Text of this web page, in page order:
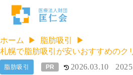
ホーム
脂肪吸引
札幌で脂肪吸引が安いおすすめのク
2026.03.10
脂肪吸引 PR